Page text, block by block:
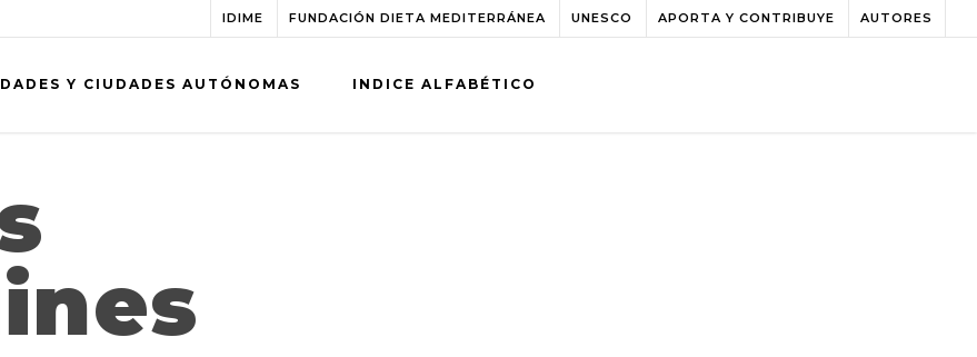
IDIME FUNDACIÓN DIETA MEDITERRÁNEA UNESCO APORTA Y CONTRIBUYE AUTORES
Y CIUDADES AUTÓNOMAS INDICE ALFABÉTICO